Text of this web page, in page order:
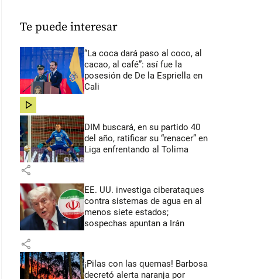
Te puede interesar
“La coca dará paso al coco, al
cacao, al café”: así fue la
posesión de De la Espriella en
Cali
share
DIM buscará, en su partido 40
del año, ratificar su “renacer” en
Liga enfrentando al Tolima
share
EE. UU. investiga ciberataques
contra sistemas de agua en al
menos siete estados;
sospechas apuntan a Irán
share
¡Pilas con las quemas! Barbosa
decretó alerta naranja por